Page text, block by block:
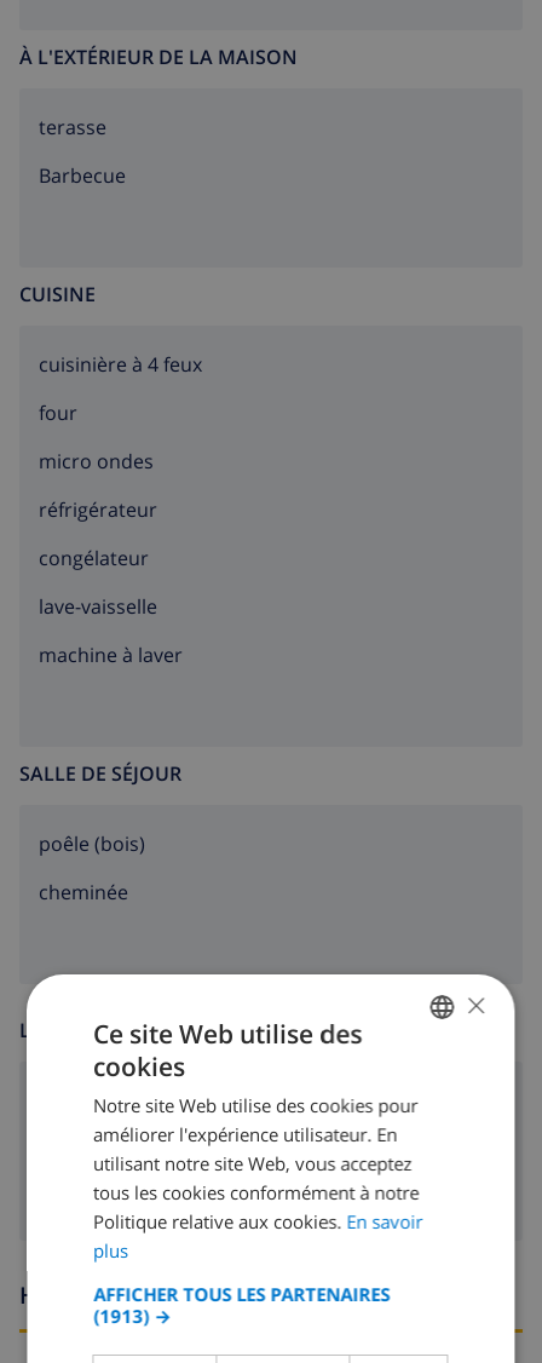
À L'EXTÉRIEUR DE LA MAISON
terasse
barbecue
CUISINE
cuisinière à 4 feux
four
micro ondes
réfrigérateur
congélateur
lave-vaisselle
machine à laver
SALLE DE SÉJOUR
poêle (bois)
cheminée
LOISIR
lecteur DVD
Télévision satellite
Heures d'arrivée et de départ
DUTCH
SPANISH
GERMAN
DANISH
×
Ce site Web utilise des
cookies
Notre site Web utilise des cookies pour
améliorer l'expérience utilisateur. En
utilisant notre site Web, vous acceptez
tous les cookies conformément à notre
Politique relative aux cookies. En savoir
plus
AFFICHER TOUS LES PARTENAIRES
(1913) →